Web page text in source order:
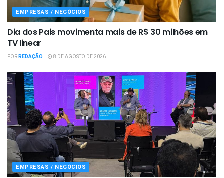
EMPRESAS / NEGÓCIOS
Dia dos Pais movimenta mais de R$ 30 milhões em
TV linear
PORREDAÇÃO 8 DE AGOSTO DE 2026
EMPRESAS / NEGÓCIOS